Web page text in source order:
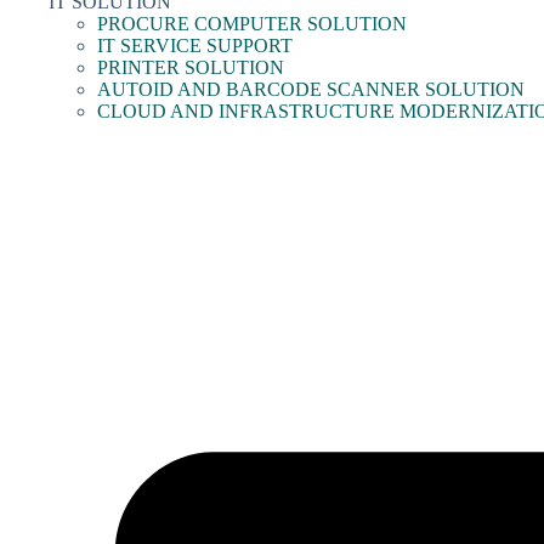
PROCURE COMPUTER SOLUTION
IT SERVICE SUPPORT
PRINTER SOLUTION
AUTOID AND BARCODE SCANNER SOLUTION
CLOUD AND INFRASTRUCTURE